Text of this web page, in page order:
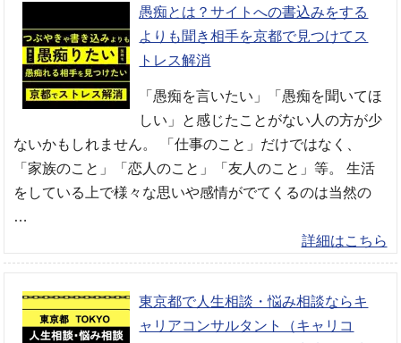
愚痴とは？サイトへの書込みをする
よりも聞き相手を京都で見つけてス
トレス解消
「愚痴を言いたい」「愚痴を聞いてほ
しい」と感じたことがない人の方が少
ないかもしれません。 「仕事のこと」だけではなく、
「家族のこと」「恋人のこと」「友人のこと」等。 生活
をしている上で様々な思いや感情がでてくるのは当然の
…
詳細はこちら
東京都で人生相談・悩み相談ならキ
ャリアコンサルタント（キャリコ